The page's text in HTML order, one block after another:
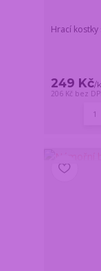
Hrací
249 Kč/
206 Kč bez